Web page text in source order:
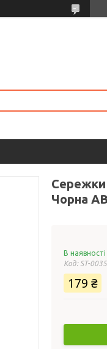
Сережки
Чорна
В наявності
Код: ST-0035
179 ₴